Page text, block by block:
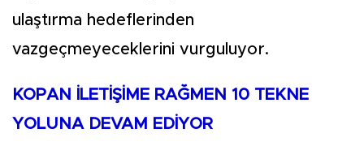
ulaştırma hedeflerinden
vazgeçmeyeceklerini vurguluyor.
KOPAN İLETİŞİME RAĞMEN 10 TEKNE
YOLUNA DEVAM EDİYOR